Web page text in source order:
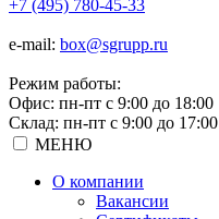
+7 (495) 780-45-33
e-mail: box@sgrupp.ru
Режим работы:
Офис: пн-пт с 9:00 до 18:00
Склад: пн-пт с 9:00 до 17:00
МЕНЮ
О компании
Вакансии